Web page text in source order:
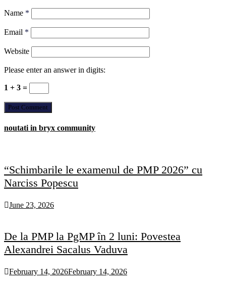
Name *
Email *
Website
Please enter an answer in digits:
1 + 3 =
noutati in bryx community
“Schimbarile le examenul de PMP 2026” cu
Narciss Popescu
June 23, 2026
De la PMP la PgMP în 2 luni: Povestea
Alexandrei Sacalus Vaduva
February 14, 2026February 14, 2026